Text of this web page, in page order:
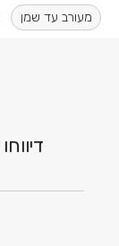
מעורב עד שמן
דיווחו